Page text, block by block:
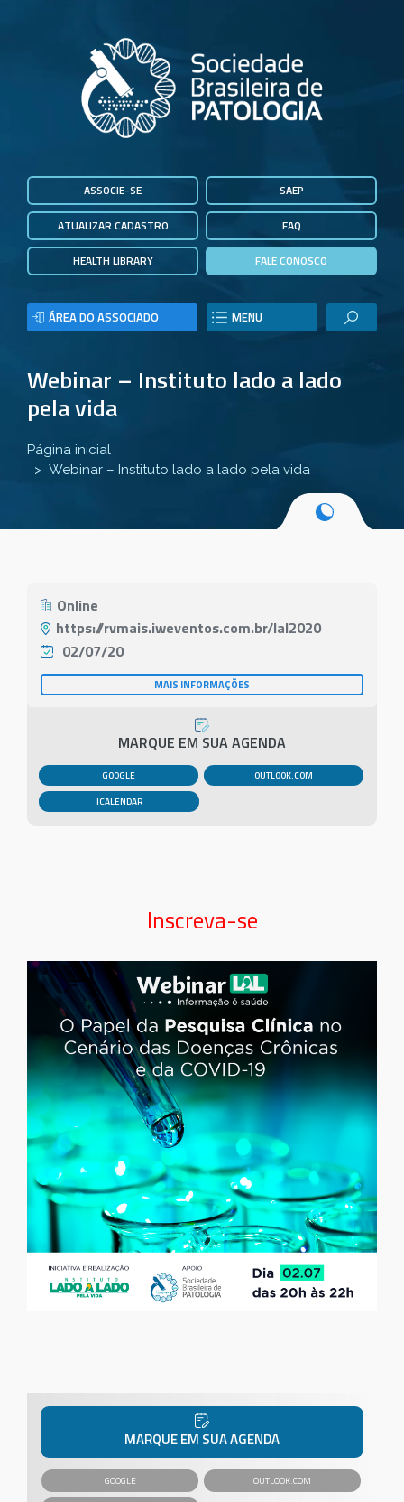
ASSOCIE-SE
ATUALIZAR CADASTRO
HEALTH LIBRARY
SAEP
FAQ
FALE CONOSCO
ÁREA DO ASSOCIADO MENU
Webinar – Instituto lado a lado
pela vida
Página inicial
Webinar – Instituto lado a lado pela vida
Online
https://rvmais.iweventos.com.br/lal2020
02/07/20
MAIS INFORMAÇÕES
MARQUE EM SUA AGENDA
GOOGLE OUTLOOK.COM
Inscreva-se
MARQUE EM SUA AGENDA
GOOGLE OUTLOOK.COM